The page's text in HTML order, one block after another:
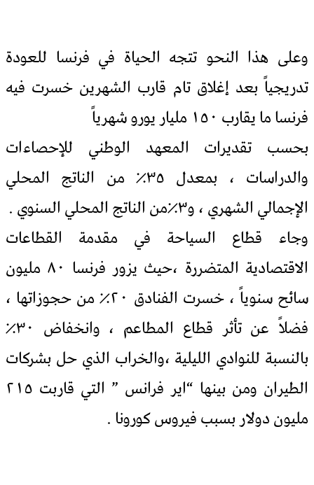
وعلى هذا النحو تتجه الحياة في فرنسا للعودة
تدريجياً بعد إغلاق تام قارب الشهرين خسرت فيه
فرنسا ما يقارب ١٥٠ مليار يورو شهرياً
بحسب تقديرات المعهد الوطني للإحصاءات
والدراسات ، بمعدل ٣٥٪؜ من الناتج المحلي
الإجمالي الشهري ، و٣٪؜من الناتج المحلي السنوي .
وجاء قطاع السياحة في مقدمة القطاعات
الاقتصادية المتضررة ،حيث يزور فرنسا ٨٠ مليون
سائح سنوياً ، خسرت الفنادق ٢٠٪؜ من حجوزاتها ،
فضلاً عن تأثر قطاع المطاعم ، وانخفاض ٣٠٪؜
بالنسبة للنوادي الليلية ،والخراب الذي حل بشركات
الطيران ومن بينها “اير فرانس ” التي قاربت ٢١٥
مليون دولار بسبب فيروس كورونا .